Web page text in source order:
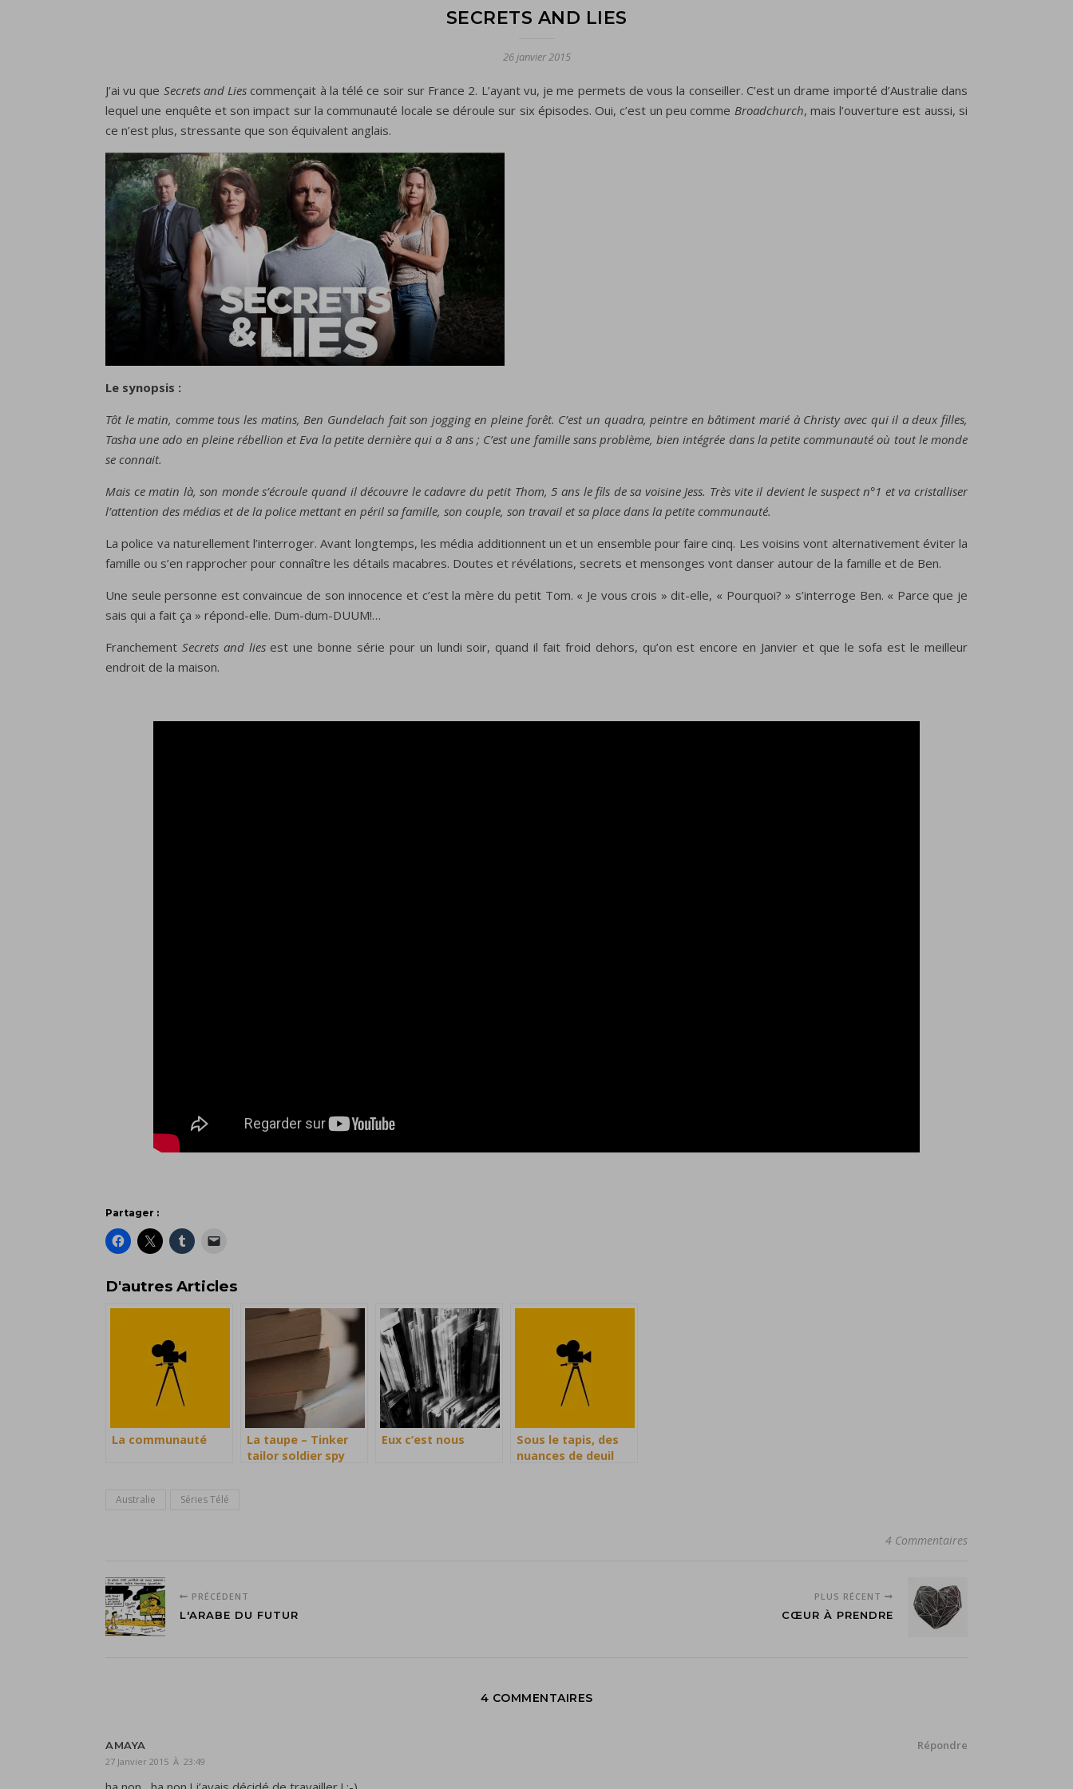
SECRETS AND LIES
26 janvier 2015
J’ai vu que Secrets and Lies commençait à la télé ce soir sur France 2. L’ayant vu, je me permets de vous la conseiller. C’estun drame importé d’Australie dans
lequel une enquête et son impact sur la communauté locale se déroule sur six épisodes. Oui, c’est un peu comme Broadchurch, mais l’ouverture est aussi, si
ce n’est plus, stressante que son équivalent anglais.
Le synopsis :
Tôt le matin, comme tous les matins, Ben Gundelach fait son jogging en pleine forêt. C’est un quadra, peintre en bâtiment marié à Christy avec qui il a deux filles,
Tasha une ado en pleine rébellion et Eva la petite dernière qui a 8 ans ; C’est une famille sans problème, bien intégrée dans la petite communauté où tout le monde
se connait.
Mais ce matin là, son monde s’écroule quand il découvre le cadavre du petit Thom, 5 ans le fils de sa voisine Jess. Très vite il devient le suspect n°1 et va cristalliser
l’attention des médias et de la police mettant en péril sa famille, son couple, son travail et sa place dans la petite communauté.
La police va naturellementl’interroger. Avant longtemps, les média additionnentun et un ensemble pourfaire cinq. Les voisins vont alternativement éviter la
famille ou s’en rapprocher pour connaître les détails macabres. Doutes et révélations, secrets et mensonges vont danser autour de la famille et de Ben.
Une seule personne est convaincue de son innocence et c’est la mère du petit Tom. « Je vous crois » dit-elle, « Pourquoi? » s’interroge Ben. « Parce que je
sais qui a fait ça » répond-elle. Dum-dum-DUUM!…
Franchement Secrets and liesest une bonne série pour un lundi soir, quand il fait froid dehors, qu’on est encore en Janvier et que le sofa est le meilleur
endroit de la maison.
Partager :
D'autres Articles
La communauté
La taupe – Tinker
tailor soldier spy
Eux c’est nous
Sous le tapis, des
nuances de deuil
Australie Séries Télé
4 Commentaires
PRÉCÉDENT
L'ARABE DU FUTUR
PLUS RÉCENT
CŒUR À PRENDRE
4 COMMENTAIRES
AMAYA
27 Janvier 2015 À 23:49
Répondre